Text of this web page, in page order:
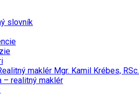
slovník
maklér Mgr. Kamil Krébes, RSc.
– realitný maklér